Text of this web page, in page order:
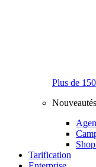
Plus de
Nouveautés
Tarification